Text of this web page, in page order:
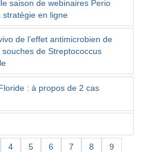
saison de webinaires Perio
stratégie en ligne
de l’effet antimicrobien de
de Streptococcus
: à propos de 2 cas
4 5 6 7 8 9